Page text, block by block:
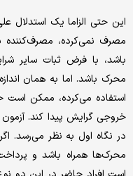
این حتی الزاما یک استدلال
مصرف نمی‌کرده، مصرف‌کننده
باشد، با فرض ثبات سایر
محرک باشد. اما به همان
استفاده می‌کرده، ممکن
خروجی گرایش پیدا کند.
در نگاه اول به نظر می‌رسد.
محرک‌ها همراه باشد و